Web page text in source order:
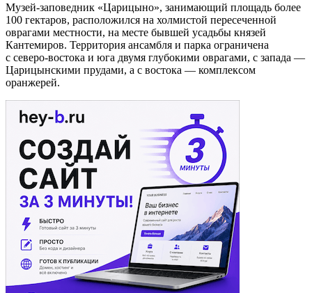
Музей-заповедник «Царицыно», занимающий площадь более
100 гектаров, расположился на холмистой пересеченной
оврагами местности, на месте бывшей усадьбы князей
Кантемиров. Территория ансамбля и парка ограничена
с северо-востока и юга двумя глубокими оврагами, с запада —
Царицынскими прудами, а с востока — комплексом
оранжерей.